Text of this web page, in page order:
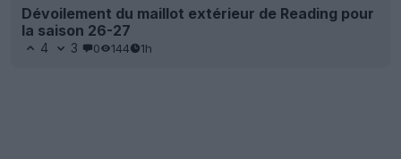
Dévoilement du maillot extérieur de Reading pour
la saison 26-27
4 3 0 144 1h